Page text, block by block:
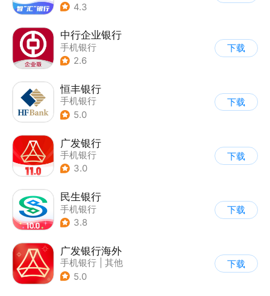
4.3
中行企业银行
手机银行
2.6
下载
恒丰银行
手机银行
5.0
下载
广发银行
手机银行
3.0
下载
民生银行
手机银行
3.8
下载
广发银行海外
手机银行
其他
5.0
下载